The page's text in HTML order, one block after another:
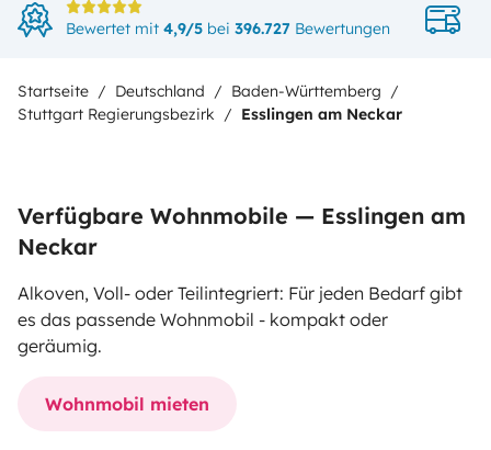
Bewertet mit 4,9/5 bei 396.727 Bewertungen
Startseite Deutschland
Baden-Württemberg
Stuttgart Regierungsbezirk
Esslingen am Neckar
Verfügbare Wohnmobile — Esslingen am
Neckar
Alkoven, Voll- oder Teilintegriert: Für jeden Bedarf gibt
es das passende Wohnmobil - kompakt oder
geräumig.
Wohnmobil mieten